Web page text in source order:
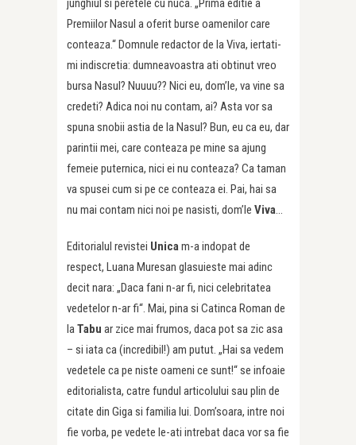
junghiul si peretele cu nuca. „Prima editie a
Premiilor Nasul a oferit burse oamenilor care
conteaza.“ Domnule redactor de la Viva, iertati-
mi indiscretia: dumneavoastra ati obtinut vreo
bursa Nasul? Nuuuu?? Nici eu, dom’le, va vine sa
credeti? Adica noi nu contam, ai? Asta vor sa
spuna snobii astia de la Nasul? Bun, eu ca eu, dar
parintii mei, care conteaza pe mine sa ajung
femeie puternica, nici ei nu conteaza? Ca taman
va spusei cum si pe ce conteaza ei. Pai, hai sa
nu mai contam nici noi pe nasisti, dom’le Viva…
Editorialul revistei Unicam-a indopat de
respect, Luana Muresan glasuieste mai adinc
decit nara: „Daca fani n-ar fi, nici celebritatea
vedetelor n-ar fi“. Mai, pina si Catinca Roman de
laTabu ar zice mai frumos, daca pot sa zic asa
– si iata ca (incredibil!) am putut. „Hai sa vedem
vedetele ca pe niste oameni ce sunt!“ se infoaie
editorialista, catre fundul articolului sau plin de
citate din Giga si familia lui. Dom’soara, intre noi
fie vorba, pe vedete le-ati intrebat daca vor sa fie